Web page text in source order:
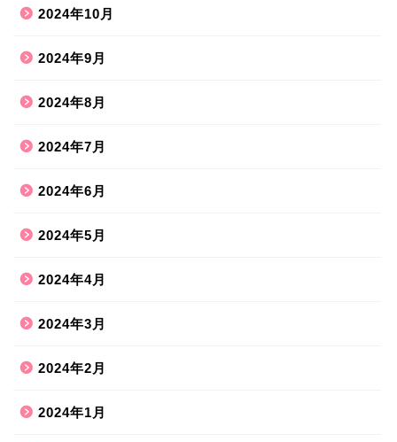
2024年10月
2024年9月
2024年8月
2024年7月
2024年6月
2024年5月
2024年4月
2024年3月
2024年2月
2024年1月